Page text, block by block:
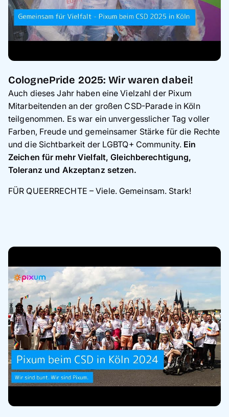
ColognePride 2025: Wir waren dabei!
Auch dieses Jahr haben eine Vielzahl der Pixum
Mitarbeitenden an der großen CSD-Parade in Köln
teilgenommen. Es war ein unvergesslicher Tag voller
Farben, Freude und gemeinsamer Stärke für die Rechte
und die Sichtbarkeit der LGBTQ+ Community. Ein
Zeichen für mehr Vielfalt, Gleichberechtigung,
Toleranz und Akzeptanz setzen.
FÜR QUEERRECHTE – Viele. Gemeinsam. Stark!